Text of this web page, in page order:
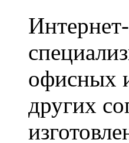
офисных
других